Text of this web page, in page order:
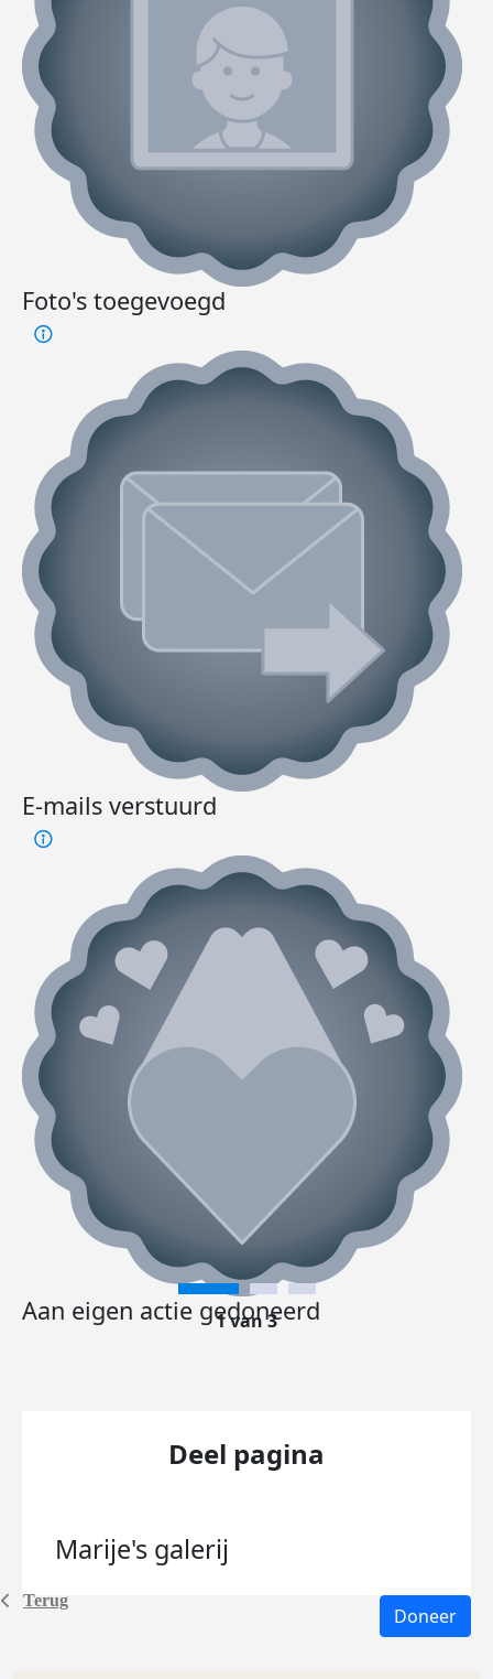
Terug
Foto's toegevoegd
E-mails verstuurd
Aan eigen actie gedoneerd
1 van 3
Deel pagina
Marije's galerij
Doneer